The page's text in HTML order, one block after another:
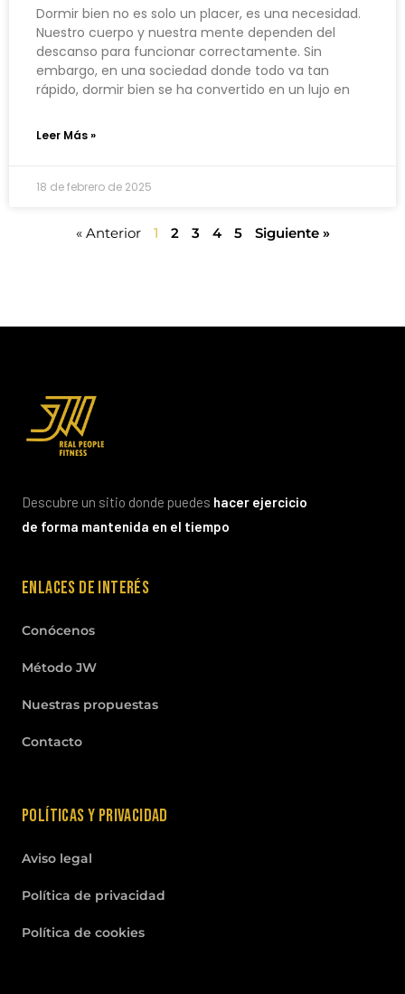
Dormir bien no es solo un placer, es una necesidad.
Nuestro cuerpo y nuestra mente dependen del
descanso para funcionar correctamente. Sin
embargo, en una sociedad donde todo va tan
rápido, dormir bien se ha convertido en un lujo en
Leer Más »
18 de febrero de 2025
« Anterior 1 2 3 4 5 Siguiente »
Descubre un sitio donde puedes hacer ejercicio
de forma mantenida en el tiempo
Enlaces de interés
Conócenos
Método JW
Nuestras propuestas
Contacto
Políticas y privacidad
Aviso legal
Política de privacidad
Política de cookies